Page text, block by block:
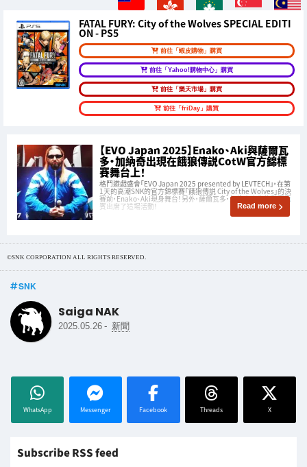
FATAL FURY: City of the Wolves SPECIAL EDITI
ON - PS5
前往「蝦皮購物」購買
前往「Yahoo!購物中心」購買
前往「樂天市場」購買
前往「friDay」購買
【EVO Japan 2025】Enako、Aki與薩爾瓦
多·加納奇出現在餓狼傳説CotW官方錦標
賽舞台上！
格鬥遊戲盛會「EVO Japan 2025 presented by LEVTECH」，在第
1天的高潮SNK的官方錦標賽「餓狼傳説 City of the Wolves」的決
賽前，Enako、Aki現身舞台！另外，薩爾瓦多·加納奇也作為驚喜嘉
賓出席了這場活動！ Read more
©SNK CORPORATION ALL RIGHTS RESERVED.
SNK
Saiga NAK
2025.05.26 - 新聞
WhatsApp Messenger Facebook Threads X
Subscribe RSS feed